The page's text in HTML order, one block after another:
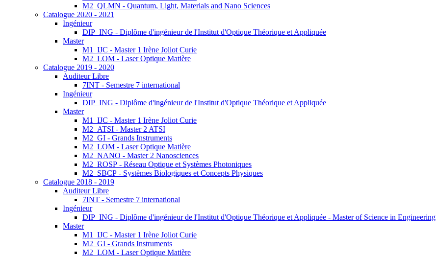
M2_QLMN - Quantum, Light, Materials and Nano Sciences
Catalogue 2020 - 2021
Ingénieur
DIP_ING - Diplôme d'ingénieur de l'Institut d'Optique Théorique et Appliquée
Master
M1_IJC - Master 1 Irène Joliot Curie
M2_LOM - Laser Optique Matière
Catalogue 2019 - 2020
Auditeur Libre
7INT - Semestre 7 international
Ingénieur
DIP_ING - Diplôme d'ingénieur de l'Institut d'Optique Théorique et Appliquée
Master
M1_IJC - Master 1 Irène Joliot Curie
M2_ATSI - Master 2 ATSI
M2_GI - Grands Instruments
M2_LOM - Laser Optique Matière
M2_NANO - Master 2 Nanosciences
M2_ROSP - Réseau Optique et Systèmes Photoniques
M2_SBCP - Systèmes Biologiques et Concepts Physiques
Catalogue 2018 - 2019
Auditeur Libre
7INT - Semestre 7 international
Ingénieur
DIP_ING - Diplôme d'ingénieur de l'Institut d'Optique Théorique et Appliquée - Master of Science in Engineering
Master
M1_IJC - Master 1 Irène Joliot Curie
M2_GI - Grands Instruments
M2_LOM - Laser Optique Matière